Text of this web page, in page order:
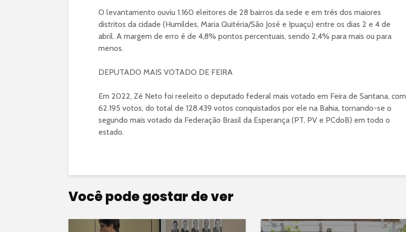
O levantamento ouviu 1.160 eleitores de 28 bairros da sede e em três dos maiores
distritos da cidade (Humildes, Maria Quitéria/São José e Ipuaçu) entre os dias 2 e 4 de
abril. A margem de erro é de 4,8% pontos percentuais, sendo 2,4% para mais ou para
menos.
DEPUTADO MAIS VOTADO DE FEIRA
Em 2022, Zé Neto foi reeleito o deputado federal mais votado em Feira de Santana, com
62.195 votos, do total de 128.439 votos conquistados por ele na Bahia, tornando-se o
segundo mais votado da Federação Brasil da Esperança (PT, PV e PCdoB) em todo o
estado.
Você pode gostar de ver